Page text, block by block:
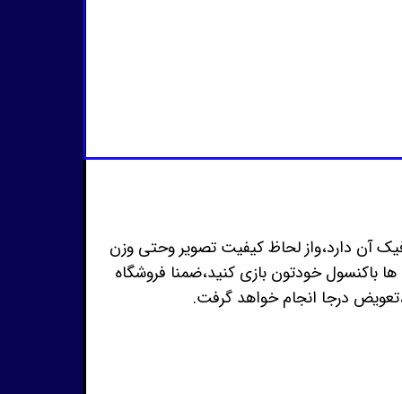
زیادی با مدل های فیک آن دارد،واز لحاظ کیفیت تصویر وحتی وزن
باکنسول خودتون بازی کنید،ضمنا فروشگاه